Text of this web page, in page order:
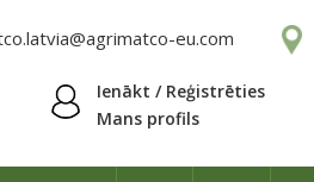
eu.com
Ienākt / Reģistrēties
Mans profils